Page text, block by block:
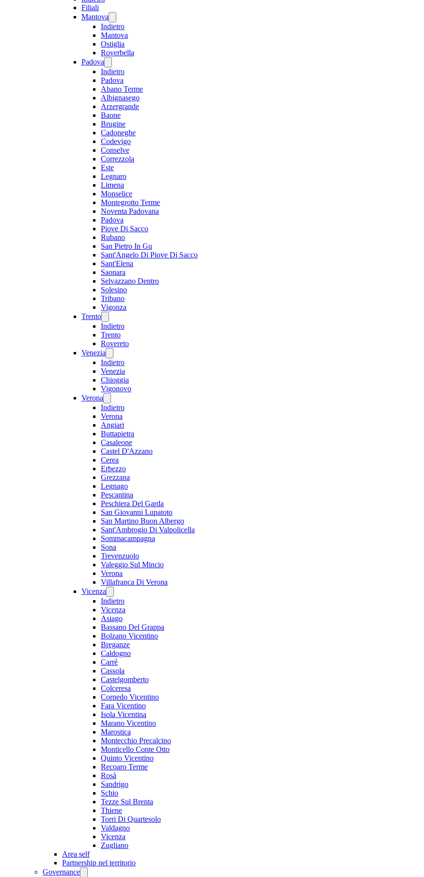
Filiali
Mantova
Indietro
Mantova
Ostiglia
Roverbella
Padova
Indietro
Padova
Abano Terme
Albignasego
Arzergrande
Baone
Brugine
Cadoneghe
Codevigo
Conselve
Correzzola
Este
Legnaro
Limena
Monselice
Montegrotto Terme
Noventa Padovana
Padova
Piove Di Sacco
Rubano
San Pietro In Gu
Sant'Angelo Di Piove Di Sacco
Sant'Elena
Saonara
Selvazzano Dentro
Solesino
Tribano
Vigonza
Trento
Indietro
Trento
Rovereto
Venezia
Indietro
Venezia
Chioggia
Vigonovo
Verona
Indietro
Verona
Angiari
Buttapietra
Casaleone
Castel D'Azzano
Cerea
Erbezzo
Grezzana
Legnago
Pescantina
Peschiera Del Garda
San Giovanni Lupatoto
San Martino Buon Albergo
Sant'Ambrogio Di Valpolicella
Sommacampagna
Sona
Trevenzuolo
Valeggio Sul Mincio
Verona
Villafranca Di Verona
Vicenza
Indietro
Vicenza
Asiago
Bassano Del Grappa
Bolzano Vicentino
Breganze
Caldogno
Carrè
Cassola
Castelgomberto
Colceresa
Cornedo Vicentino
Fara Vicentino
Isola Vicentina
Marano Vicentino
Marostica
Montecchio Precalcino
Monticello Conte Otto
Quinto Vicentino
Recoaro Terme
Rosà
Sandrigo
Schio
Tezze Sul Brenta
Thiene
Torri Di Quartesolo
Valdagno
Vicenza
Zugliano
Area self
Partnership nel territorio
Governance